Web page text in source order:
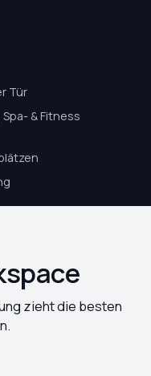
Tür
& Fitness
zieht die besten